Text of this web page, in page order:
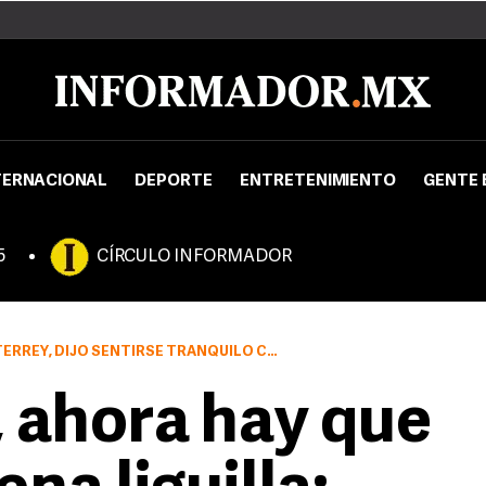
DEPORTE ENTRETENIMIENTO GENTE
CÍRCULO INFORMADOR
TRANQUILO CON HABER ENTRADO A LA LIGUILLA.
hay que